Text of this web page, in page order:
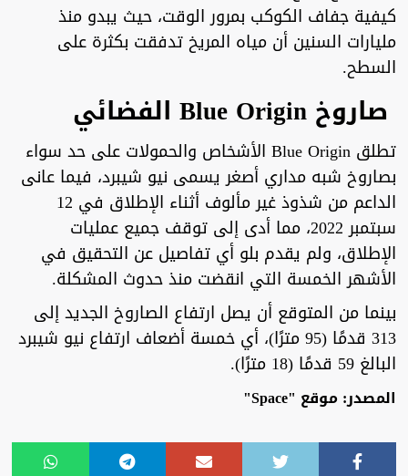
كيفية جفاف الكوكب بمرور الوقت، حيث يبدو منذ
مليارات السنين أن مياه المريخ تدفقت بكثرة على
السطح.
صاروخ Blue Origin الفضائي
تطلق Blue Origin الأشخاص والحمولات على حد سواء
بصاروخ شبه مداري أصغر يسمى نيو شيبرد، فيما عانى
الداعم من شذوذ غير مألوف أثناء الإطلاق في 12
سبتمبر 2022، مما أدى إلى توقف جميع عمليات
الإطلاق، ولم يقدم بلو أي تفاصيل عن التحقيق في
الأشهر الخمسة التي انقضت منذ حدوث المشكلة.
بينما من المتوقع أن يصل ارتفاع الصاروخ الجديد إلى
313 قدمًا (95 مترًا)، أي خمسة أضعاف ارتفاع نيو شيبرد
البالغ 59 قدمًا (18 مترًا).
المصدر: موقع "Space"